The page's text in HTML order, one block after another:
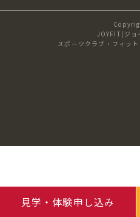
見学・体験申し込み
JOYFIT(ジョ
スポーツクラブ・フィッ